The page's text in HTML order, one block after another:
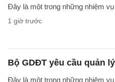
Đây là một trong những nhiệm
1 giờ trước
Bộ GDĐT yêu cầu quản
Đây là một trong những nhiệm